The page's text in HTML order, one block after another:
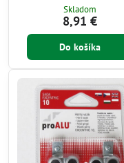
Skladom
8,91 €
Do košíka